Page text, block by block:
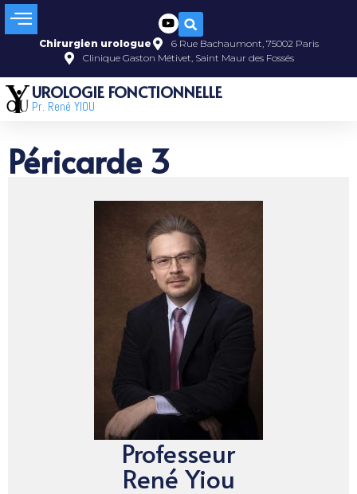
Chirurgien urologue
6 Rue Bachaumont, 75002 Paris
Clinique Gaston Métivet, Saint Maur des Fossés
UROLOGIE FONCTIONNELLE
Pr. René YIOU
Péricarde 3
Professeur
René Yiou